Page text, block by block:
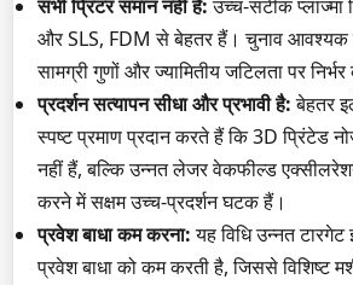
सभी प्रिंटर समान नहीं हैं:उच्च-सटीक
और SLS, FDM से बेहतर हैं। चुनाव आवश्यक
सामग्री गुणों और ज्यामितीय जटिलता पर
प्रदर्शन सत्यापन सीधा और प्रभावी है:बेहतर
स्पष्ट प्रमाण प्रदान करते हैं कि 3D प्रिंटेड
नहीं हैं, बल्कि उन्नत लेजर वेकफील्ड
करने में सक्षम उच्च-प्रदर्शन घटक हैं।
प्रवेश बाधा कम करना:यह विधि उन्नत टारगेट
प्रवेश बाधा को कम करती है, जिससे विशिष्ट